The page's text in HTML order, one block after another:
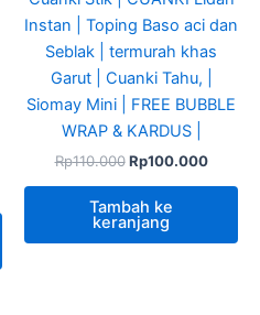
Instan | Toping Baso aci dan
Seblak | termurah khas
Garut | Cuanki Tahu, |
Siomay Mini | FREE BUBBLE
WRAP & KARDUS |
Rp110.000 Rp100.000
Tambah ke
keranjang